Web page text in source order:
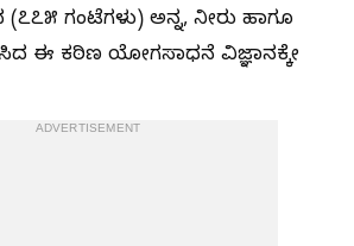
ಗಂಟೆಗಳು) ಅನ್ನ, ನೀರು ಹಾಗೂ
ಈ ಕಠಿಣ ಯೋಗಸಾಧನೆ ವಿಜ್ಞಾನಕ್ಕೇ
ADVERTISEMENT